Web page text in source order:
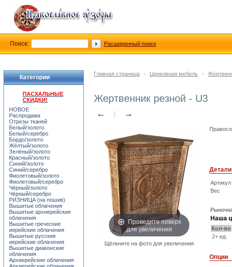
Главная страница - Церковная мебель -
Жертвенник резной - U3
← →
Проведите поверх
для увеличения
Щёлкните на фото для увеличения
Детали
Артикул
Вес
Наша
Кол-во
2+ ед.
Опции
Категории
ПАСХАЛЬНЫЕ
СКИДКИ!
НОВОЕ
Распродажа
Отрезы тканей
Белый/золото
Белый/серебро
Бордо/золото
Жёлтый/золото
Зелёный/золото
Красный/золото
Синий/золото
Синий/серебро
Фиолетовый/золото
Фиолетовый/серебро
Чёрный/золото
Чёрный/серебро
РИЗНИЦА (на пошив)
Вышитые облачения
Вышитые архиерейские
облачения
Вышитые греческие
иерейские облачения
Вышитые русские
иерейские облачения
Вышитые диаконские
облачения
Архиерейские облачения
Поиск: Расширенный поиск